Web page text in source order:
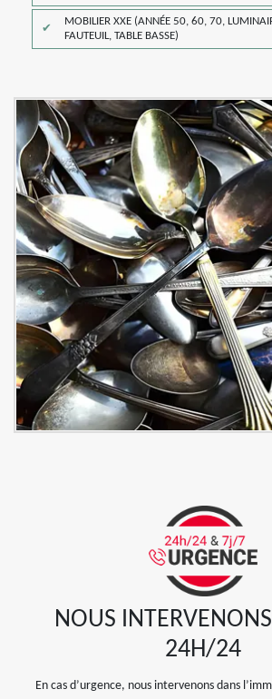
MOBILIER XXE (ANNÉE 50, 60, 70,
FAUTEUIL, TABLE BASSE)
NOUS
24H/24
En cas d’urgence, nous intervenons dans